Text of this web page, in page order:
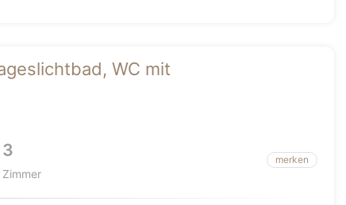
WC mit
3
Zimmer
merken